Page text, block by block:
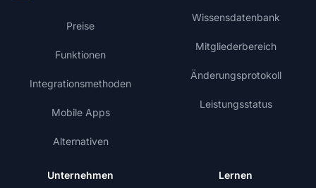
Preise
Funktionen
Integrationsmethoden
Mobile Apps
Alternativen
Wissensdatenbank
Mitgliederbereich
Änderungsprotokoll
Leistungsstatus
Unternehmen Lernen